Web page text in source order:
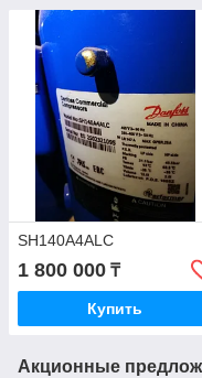
SH140A4ALC
1 800 000 ₸
Купить
Акционные